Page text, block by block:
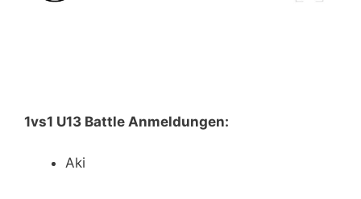
1vs1 U13 Battle Anmeldungen:
Aki